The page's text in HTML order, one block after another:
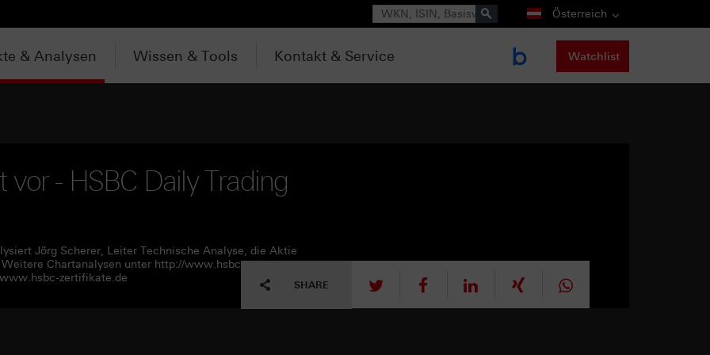
Suche Österreich
& Analysen Wissen & Tools Kontakt & Service Watchlist
vor - HSBC Daily Trading
Jörg Scherer, Leiter Technische Analyse, die Aktie
Chartanalysen unter http://www.hsbc-
zertifikate.de
SHARE tweet mitteilen